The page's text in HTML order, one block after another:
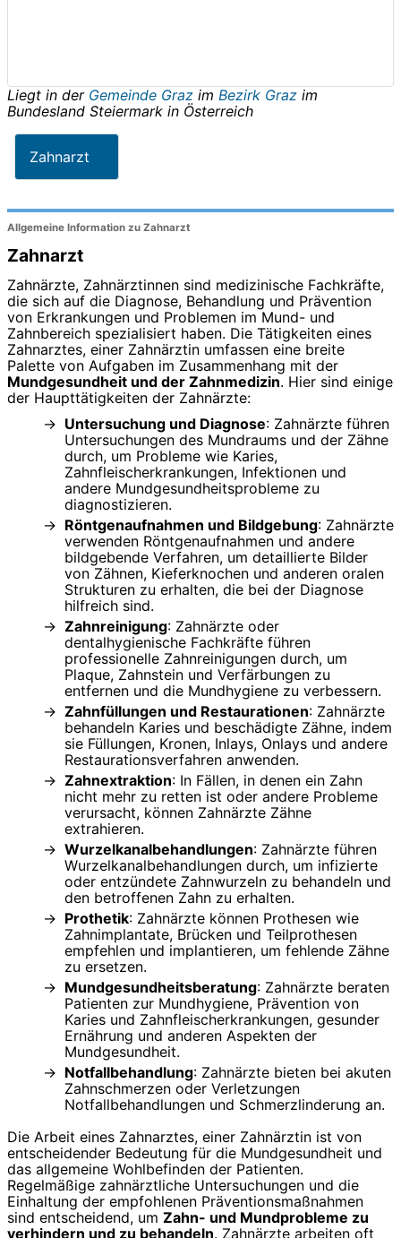
Liegt in der Gemeinde Graz im Bezirk Graz im
Bundesland Steiermark in Österreich
Zahnarzt
Allgemeine Information zu Zahnarzt
Zahnarzt
Zahnärzte, Zahnärztinnen sind medizinische Fachkräfte,
die sich auf die Diagnose, Behandlung und Prävention
von Erkrankungen und Problemen im Mund- und
Zahnbereich spezialisiert haben. Die Tätigkeiten eines
Zahnarztes, einer Zahnärztin umfassen eine breite
Palette von Aufgaben im Zusammenhang mit der
Mundgesundheit und der Zahnmedizin. Hier sind einige
der Haupttätigkeiten der Zahnärzte:
Untersuchung und Diagnose: Zahnärzte führen
Untersuchungen des Mundraums und der Zähne
durch, um Probleme wie Karies,
Zahnfleischerkrankungen, Infektionen und
andere Mundgesundheitsprobleme zu
diagnostizieren.
Röntgenaufnahmen und Bildgebung: Zahnärzte
verwenden Röntgenaufnahmen und andere
bildgebende Verfahren, um detaillierte Bilder
von Zähnen, Kieferknochen und anderen oralen
Strukturen zu erhalten, die bei der Diagnose
hilfreich sind.
Zahnreinigung: Zahnärzte oder
dentalhygienische Fachkräfte führen
professionelle Zahnreinigungen durch, um
Plaque, Zahnstein und Verfärbungen zu
entfernen und die Mundhygiene zu verbessern.
Zahnfüllungen und Restaurationen: Zahnärzte
behandeln Karies und beschädigte Zähne, indem
sie Füllungen, Kronen, Inlays, Onlays und andere
Restaurationsverfahren anwenden.
Zahnextraktion: In Fällen, in denen ein Zahn
nicht mehr zu retten ist oder andere Probleme
verursacht, können Zahnärzte Zähne
extrahieren.
Wurzelkanalbehandlungen: Zahnärzte führen
Wurzelkanalbehandlungen durch, um infizierte
oder entzündete Zahnwurzeln zu behandeln und
den betroffenen Zahn zu erhalten.
Prothetik: Zahnärzte können Prothesen wie
Zahnimplantate, Brücken und Teilprothesen
empfehlen und implantieren, um fehlende Zähne
zu ersetzen.
Mundgesundheitsberatung: Zahnärzte beraten
Patienten zur Mundhygiene, Prävention von
Karies und Zahnfleischerkrankungen, gesunder
Ernährung und anderen Aspekten der
Mundgesundheit.
Notfallbehandlung: Zahnärzte bieten bei akuten
Zahnschmerzen oder Verletzungen
Notfallbehandlungen und Schmerzlinderung an.
Die Arbeit eines Zahnarztes, einer Zahnärztin ist von
entscheidender Bedeutung für die Mundgesundheit und
das allgemeine Wohlbefinden der Patienten.
Regelmäßige zahnärztliche Untersuchungen und die
Einhaltung der empfohlenen Präventionsmaßnahmen
sind entscheidend, um Zahn- und Mundprobleme zu
verhindern und zu behandeln. Zahnärzte arbeiten oft